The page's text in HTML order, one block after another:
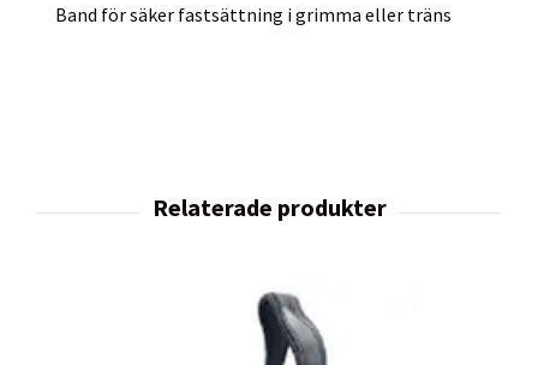
Band för säker fastsättning i grimma eller träns